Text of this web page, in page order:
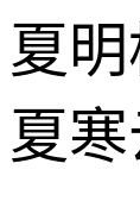
夏明
夏